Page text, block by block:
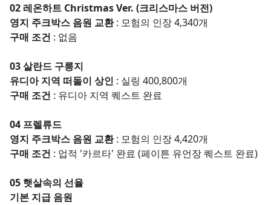
02 레온하트 Christmas Ver. (크리스마스 버전)
영지 주크박스 음원 교환: 모험의 인장 4,340개
구매 조건 : 없음
03 살란드 구릉지
유디아 지역 떠돌이 상인 : 실링 400,800개
구매 조건 : 유디아 지역 퀘스트 완료
04 프렐류드
영지 주크박스 음원 교환: 모험의 인장 4,420개
구매 조건 : 업적 '카르타' 완료 (페이튼 유언장 퀘스트 완료)
05 햇살속의 선율
기본 지급 음원